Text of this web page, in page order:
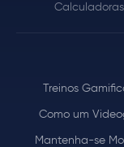
Calculadoras
Treinos
Como um
Mantenha-se